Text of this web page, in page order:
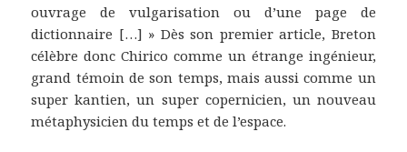
ouvrage de vulgarisation ou d’une page de
dictionnaire […] » Dès son premier article, Breton
célèbre donc Chirico comme un étrange ingénieur,
grand témoin de son temps, mais aussi comme un
super kantien, un super copernicien, un nouveau
métaphysicien du temps et de l’espace.